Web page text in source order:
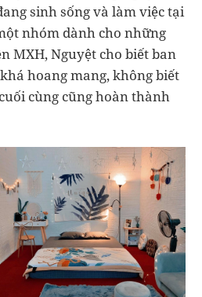
sinh sống và làm việc tại
nhóm dành cho những
MXH, Nguyệt cho biết ban
hoang mang, không biết
cùng cũng hoàn thành